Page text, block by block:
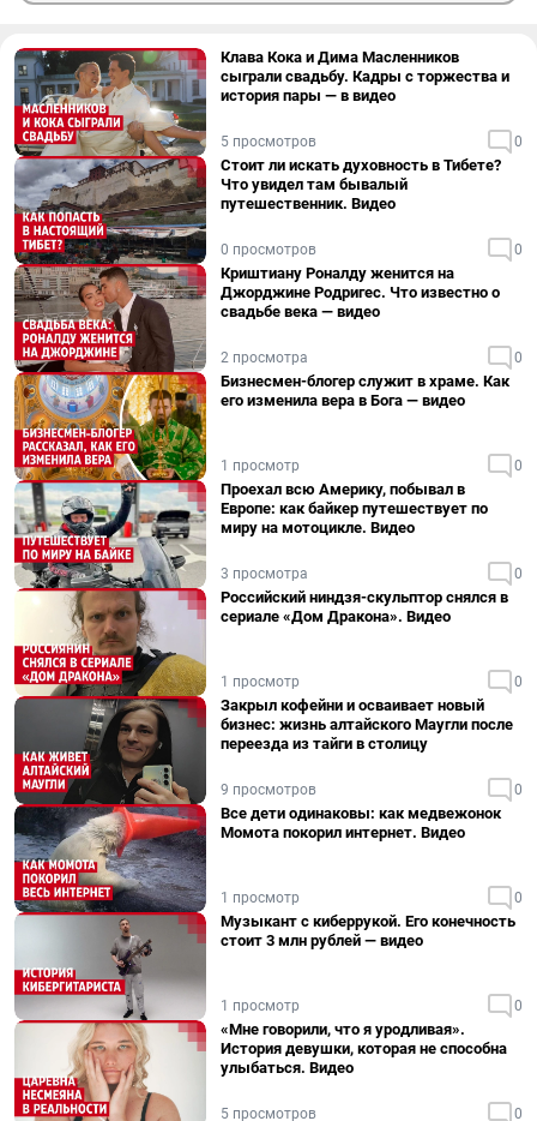
Клава Кока и Дима Масленников
сыграли свадьбу. Кадры с торжества и
история пары — в видео
5 просмотров 0
Стоит ли искать духовность в Тибете?
Что увидел там бывалый
путешественник. Видео
0 просмотров 0
Криштиану Роналду женится на
Джорджине Родригес. Что известно о
свадьбе века — видео
2 просмотра 0
Бизнесмен-блогер служит в храме. Как
его изменила вера в Бога — видео
1 просмотр 0
Проехал всю Америку, побывал в
Европе: как байкер путешествует по
миру на мотоцикле. Видео
3 просмотра 0
Российский ниндзя-скульптор снялся в
сериале «Дом Дракона». Видео
1 просмотр 0
Закрыл кофейни и осваивает новый
бизнес: жизнь алтайского Маугли после
переезда из тайги в столицу
9 просмотров 0
Все дети одинаковы: как медвежонок
Момота покорил интернет. Видео
1 просмотр 0
Музыкант с киберрукой. Его конечность
стоит 3 млн рублей — видео
1 просмотр 0
«Мне говорили, что я уродливая».
История девушки, которая не способна
улыбаться. Видео
5 просмотров 0